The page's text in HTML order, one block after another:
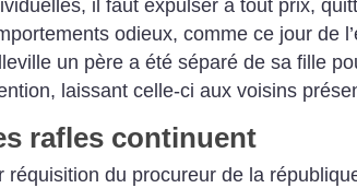
il faut expulser à tout prix,
odieux, comme ce jour de
un père a été séparé de sa fille
laissant celle-ci aux voisins
rafles continuent
réquisition du procureur de la